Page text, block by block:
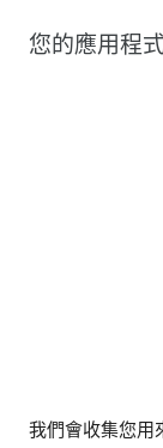
您的應用程
我們會收集您用